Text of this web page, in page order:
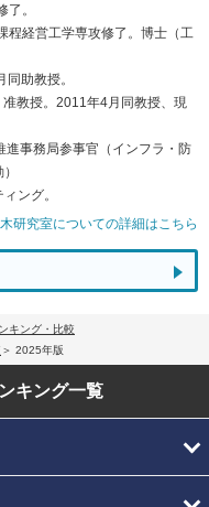
。
程経営工学専攻修了。博士（工
助教授。
教授。2011年4月同教授、現
事務局参事官（インフラ・防
ング。
研究室についての詳細はこちら
キング・比較
2025年版
キング一覧